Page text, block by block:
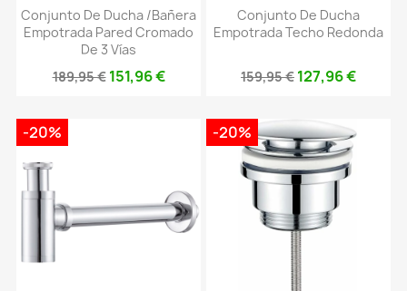
Conjunto De Ducha /bañera
Empotrada Pared Cromado
De 3 Vías
189,95 € 151,96 €
Conjunto De Ducha
Empotrada Techo Redonda
159,95 € 127,96 €
-20% -20%